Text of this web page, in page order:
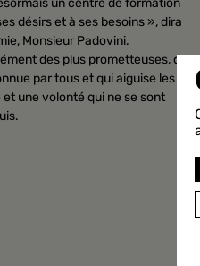
désirs et à ses besoins », dira
Monsieur Padovini.
des plus prometteuses, dont
par tous et qui aiguise les
une volonté qui ne se sont